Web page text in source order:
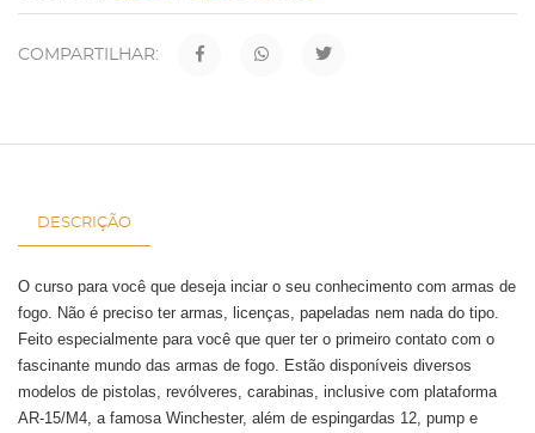
COMPARTILHAR:
DESCRIÇÃO
O curso para você que deseja inciar o seu conhecimento com armas de
fogo. Não é preciso ter armas, licenças, papeladas nem nada do tipo.
Feito especialmente para você que quer ter o primeiro contato com o
fascinante mundo das armas de fogo. Estão disponíveis diversos
modelos de pistolas, revólveres, carabinas, inclusive com plataforma
AR-15/M4, a famosa Winchester, além de espingardas 12, pump e